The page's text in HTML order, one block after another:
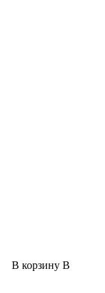
В корзину В